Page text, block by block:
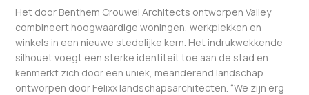
Het door Benthem Crouwel Architects ontworpen Valley
combineert hoogwaardige woningen, werkplekken en
winkels in een nieuwe stedelijke kern. Het indrukwekkende
silhouet voegt een sterke identiteit toe aan de stad en
kenmerkt zich door een uniek, meanderend landschap
ontworpen door Felixx landschapsarchitecten. “We zijn erg